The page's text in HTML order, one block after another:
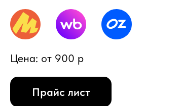
Цена: от 900 р
Прайс лист